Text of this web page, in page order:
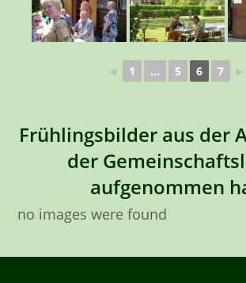
◄ 1 ... 5 6 7 ►
Frühlingsbilder aus der
der
aufgenommen
no images were found